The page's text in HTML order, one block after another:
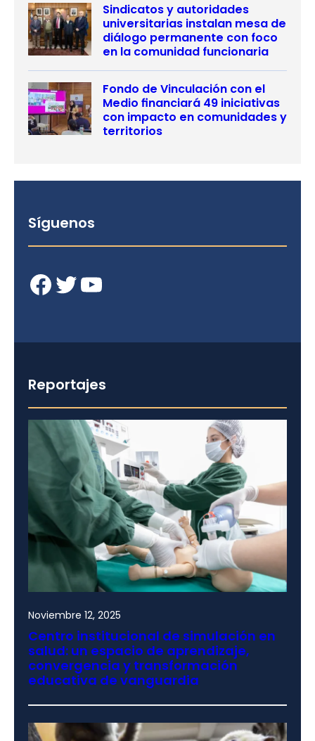
Sindicatos y autoridades
universitarias instalan mesa de
diálogo permanente con foco
en la comunidad funcionaria
Fondo de Vinculación con el
Medio financiará 49 iniciativas
con impacto en comunidades y
territorios
Síguenos
Facebook Twitter YouTube
Reportajes
Noviembre 12, 2025
Centro institucional de simulación en
salud: un espacio de aprendizaje,
convergencia y transformación
educativa de vanguardia